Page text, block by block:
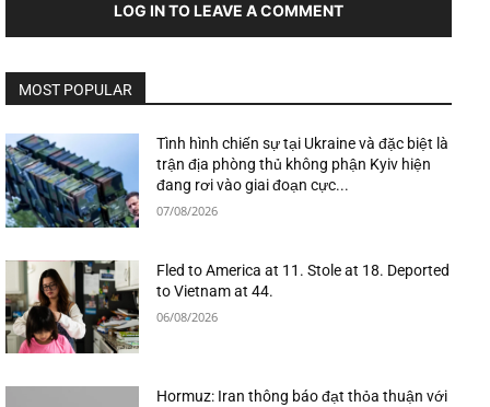
LOG IN TO LEAVE A COMMENT
MOST POPULAR
Tình hình chiến sự tại Ukraine và đặc biệt là
trận địa phòng thủ không phận Kyiv hiện
đang rơi vào giai đoạn cực...
07/08/2026
Fled to America at 11. Stole at 18. Deported
to Vietnam at 44.
06/08/2026
Hormuz: Iran thông báo đạt thỏa thuận với